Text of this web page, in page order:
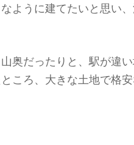
ように建てたいと思い
奥だったりと、駅が違
ころ、大きな土地で格